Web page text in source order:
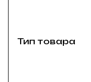
Тип товара